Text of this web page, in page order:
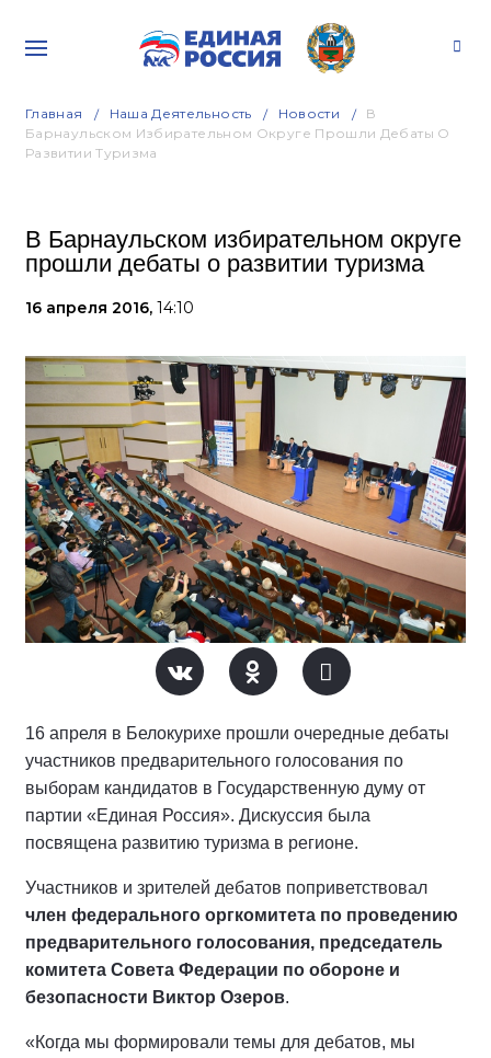
Главная Наша Деятельность Новости
В
Барнаульском Избирательном Округе Прошли Дебаты О
Развитии Туризма
В Барнаульском избирательном округе
прошли дебаты о развитии туризма
16 апреля 2016, 14:10
16 апреля в Белокурихе прошли очередные дебаты
участников предварительного голосования по
выборам кандидатов в Государственную думу от
партии «Единая Россия». Дискуссия была
посвящена развитию туризма в регионе.
Участников и зрителей дебатов поприветствовал
член федерального оргкомитета по проведению
предварительного голосования, председатель
комитета Совета Федерации по обороне и
безопасности Виктор Озеров.
«Когда мы формировали темы для дебатов, мы